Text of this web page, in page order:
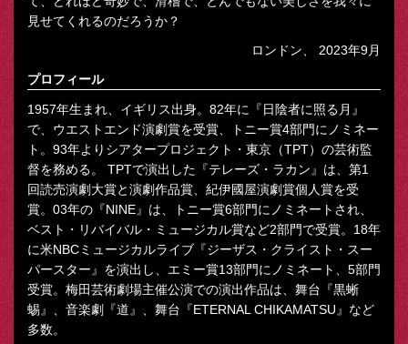
見せてくれるのだろうか？
ロンドン、 2023年9月
プロフィール
1957年生まれ、イギリス出身。82年に『日陰者に照る月』
で、ウエストエンド演劇賞を受賞、トニー賞4部門にノミネー
ト。93年よりシアタープロジェクト・東京（TPT）の芸術監
督を務める。 TPTで演出した『テレーズ・ラカン』は、第1
回読売演劇大賞と演劇作品賞、紀伊國屋演劇賞個人賞を受
賞。03年の『NINE』は、トニー賞6部門にノミネートされ、
ベスト・リバイバル・ミュージカル賞など2部門で受賞。18年
に米NBCミュージカルライブ『ジーザス・クライスト・スー
パースター』を演出し、エミー賞13部門にノミネート、5部門
受賞。梅田芸術劇場主催公演での演出作品は、舞台『黒蜥
蜴』、音楽劇『道』、舞台『ETERNAL CHIKAMATSU』など
多数。